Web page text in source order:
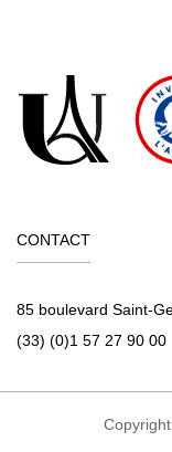
CONTACT
85 boulevard Saint-
(33) (0)1 57 27 90 00